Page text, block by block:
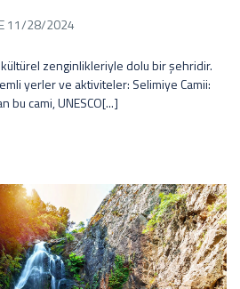
11/28/2024
zenginlikleriyle dolu bir şehridir.
yerler ve aktiviteler: Selimiye Camii:
bu cami, UNESCO[...]